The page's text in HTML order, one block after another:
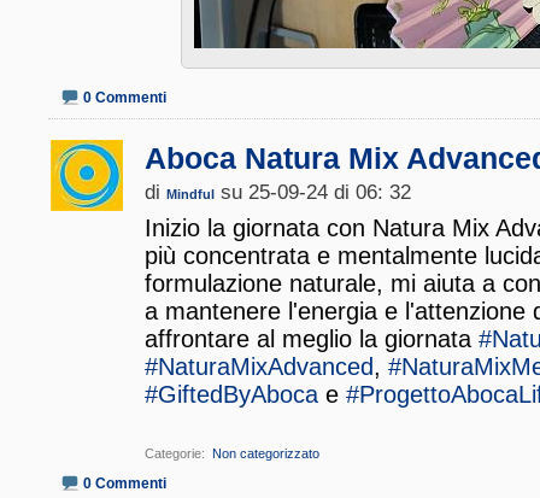
0 Commenti
Aboca Natura Mix
di Mindful su 25-09-24 di 06: 32
Inizio la giornata con Natura Mix
più concentrata e mentalmente
formulazione naturale, mi aiuta a
a mantenere l'energia e l'attenzione
affrontare al meglio la giornata
#NaturaMixAdvanced,
#GiftedByAboca e
Categorie Non categorizzato
0 Commenti